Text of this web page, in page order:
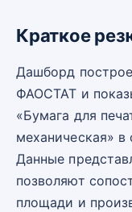
Краткое
Дашборд
ФАОСТАТ и
«Бумага для
механическая» в
Данные
позволяют
площади и